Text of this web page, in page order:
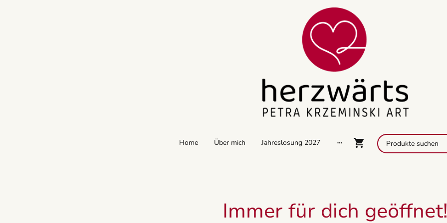
Home Über mich Jahreslosung 2027
Immer für dich